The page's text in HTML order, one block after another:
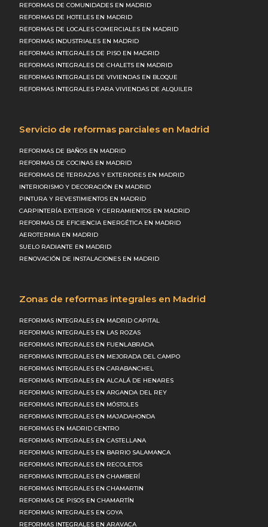
REFORMAS DE COMUNIDADES EN MADRID
REFORMAS DE HOTELES EN MADRID
REFORMAS DE LOCALES COMERCIALES EN MADRID
REFORMAS INDUSTRIALES EN MADRID
REFORMAS INTEGRALES DE PISO EN MADRID
REFORMAS INTEGRALES DE CHALETS EN MADRID
REFORMAS INTEGRALES DE VIVIENDAS EN BLOQUE
REFORMAS INTEGRALES PARA VIVIENDAS DE ALQUILER
Servicio de reformas parciales en Madrid
REFORMAS DE BAÑOS EN MADRID
REFORMAS DE COCINAS EN MADRID
REFORMAS DE TERRAZAS Y EXTERIORES EN MADRID
INTERIORISMO Y DECORACIÓN EN MADRID
PINTURA Y REVESTIMIENTOS EN MADRID
CARPINTERÍA EXTERIOR Y CERRAMIENTOS EN MADRID
REFORMAS DE EFICIENCIA ENERGÉTICA EN MADRID
AEROTERMIA EN MADRID
SUELO RADIANTE EN MADRID
RENOVACIÓN DE INSTALACIONES EN MADRID
Zonas de reformas integrales en Madrid
REFORMAS INTEGRALES EN MADRID CAPITAL
REFORMAS INTEGRALES EN LAS ROZAS
REFORMAS INTEGRALES EN FUENLABRADA
REFORMAS INTEGRALES EN MEJORADA DEL CAMPO
REFORMAS INTEGRALES EN CARABANCHEL
REFORMAS INTEGRALES EN ALCALÁ DE HENARES
REFORMAS INTEGRALES EN ARGANDA DEL REY
REFORMAS INTEGRALES EN MÓSTOLES
REFORMAS INTEGRALES EN MAJADAHONDA
REFORMAS EN MADRID CENTRO
REFORMAS INTEGRALES EN CASTELLANA
REFORMAS INTEGRALES EN BARRIO SALAMANCA
REFORMAS INTEGRALES EN RECOLETOS
REFORMAS INTEGRALES EN CHAMBERÍ
REFORMAS INTEGRALES EN CHAMARTIN
REFORMAS DE PISOS EN CHAMARTÍN
REFORMAS INTEGRALES EN GOYA
REFORMAS INTEGRALES EN ARAVACA